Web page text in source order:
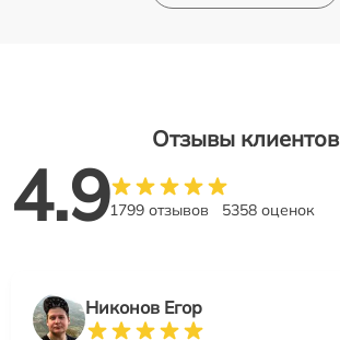
Отзывы клиентов
4.91799 отзывов 5358 оценок
Никонов Егор